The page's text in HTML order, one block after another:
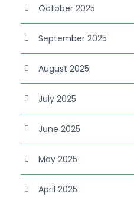
October 2025
September 2025
August 2025
July 2025
June 2025
May 2025
April 2025